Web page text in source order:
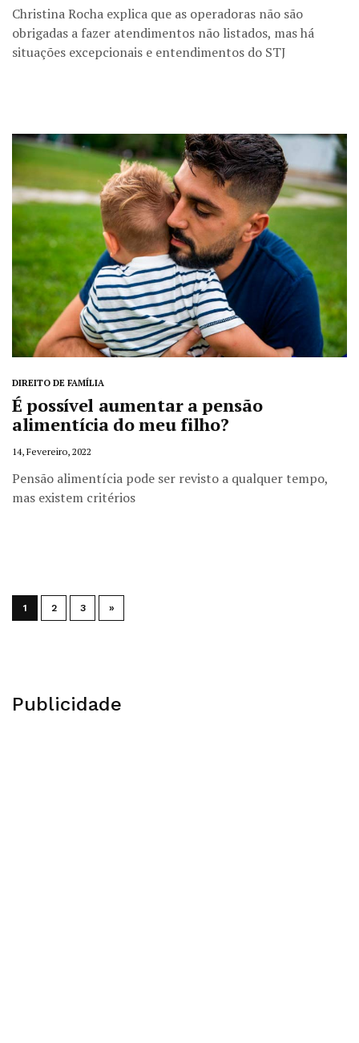
Christina Rocha explica que as operadoras não são
obrigadas a fazer atendimentos não listados, mas há
situações excepcionais e entendimentos do STJ
DIREITO DE FAMÍLIA
É possível aumentar a pensão
alimentícia do meu filho?
14, Fevereiro, 2022
Pensão alimentícia pode ser revisto a qualquer tempo,
mas existem critérios
1 2 3 »
Publicidade